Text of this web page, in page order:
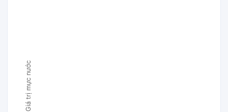
Giá trị mực nước